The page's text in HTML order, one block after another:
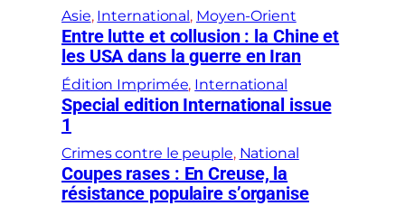
Asie, International , Moyen-Orient
Entre lutte et collusion : la Chine et
les USA dans la guerre en Iran
Édition Imprimée, International
Special edition International issue
1
Crimes contre le peuple, National
Coupes rases : En Creuse, la
résistance populaire s’organise